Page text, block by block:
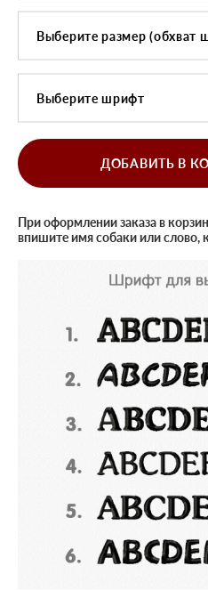
Выберите размер (обхват
Выберите шрифт
ДОБАВИТЬ В
При оформлении заказа в
впишите имя собаки или слово,